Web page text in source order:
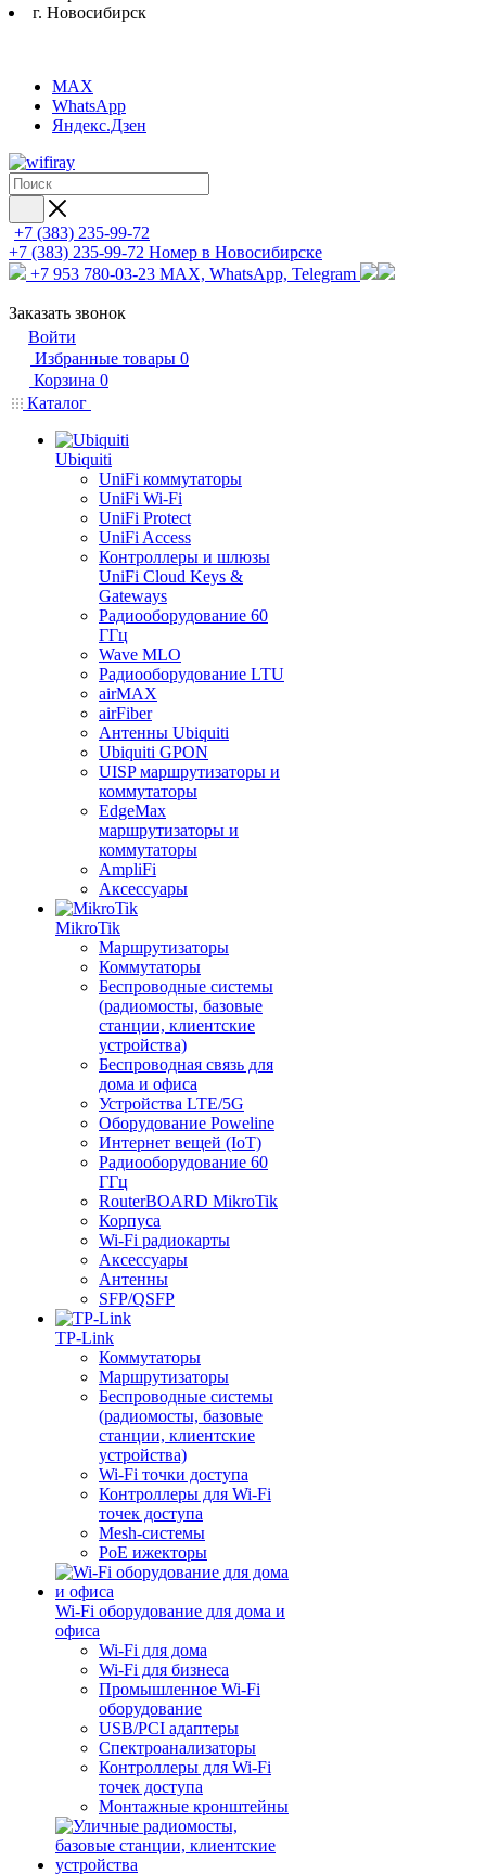
г. Новосибирск
MAX
WhatsApp
Яндекс.Дзен
+7 (383) 235-99-72
+7 (383) 235-99-72 Номер в Новосибирске
+7 953 780-03-23 MAX, WhatsApp, Telegram
Заказать звонок
Войти
Избранные товары 0
Корзина 0
Каталог
Ubiquiti
UniFi коммутаторы
UniFi Wi-Fi
UniFi Protect
UniFi Access
Контроллеры и шлюзы
UniFi Cloud Keys &
Gateways
Радиооборудование 60
ГГц
Wave MLO
Радиооборудование LTU
airMAX
airFiber
Антенны Ubiquiti
Ubiquiti GPON
UISP маршрутизаторы и
коммутаторы
EdgeMax
маршрутизаторы и
коммутаторы
AmpliFi
Аксессуары
MikroTik
Маршрутизаторы
Коммутаторы
Беспроводные системы
(радиомосты, базовые
станции, клиентские
устройства)
Беспроводная связь для
дома и офиса
Устройства LTE/5G
Оборудование Poweline
Интернет вещей (IoT)
Радиооборудование 60
ГГц
RouterBOARD MikroTik
Корпуса
Wi-Fi радиокарты
Аксессуары
Антенны
SFP/QSFP
TP-Link
Коммутаторы
Маршрутизаторы
Беспроводные системы
(радиомосты, базовые
станции, клиентские
устройства)
Wi-Fi точки доступа
Контроллеры для Wi-Fi
точек доступа
Mesh-системы
PoE ижекторы
Wi-Fi оборудование для дома и
офиса
Wi-Fi для дома
Wi-Fi для бизнеса
Промышленное Wi-Fi
оборудование
USB/PCI адаптеры
Cпектроанализаторы
Контроллеры для Wi-Fi
точек доступа
Монтажные кронштейны